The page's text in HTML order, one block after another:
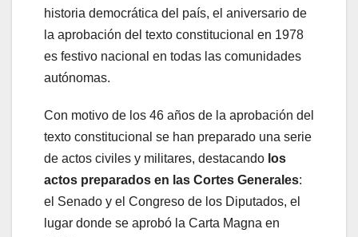
historia democrática del país, el aniversario de
la aprobación del texto constitucional en 1978
es festivo nacional en todas las comunidades
autónomas.
Con motivo de los 46 años de la aprobación del
texto constitucional se han preparado una serie
de actos civiles y militares, destacando los
actos preparados en las Cortes Generales:
el Senado y el Congreso de los Diputados, el
lugar donde se aprobó la Carta Magna en